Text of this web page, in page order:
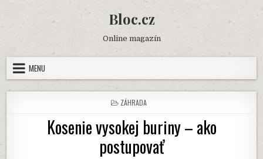
content
Bloc.cz
Online magazín
MENU
POSTED
IN
ZÁHRADA
Kosenie vysokej buriny – ako
postupovať